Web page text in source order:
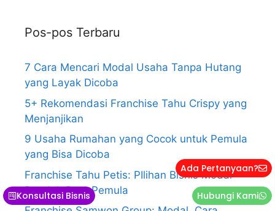
Pos-pos Terbaru
7 Cara Mencari Modal Usaha Tanpa Hutang
yang Layak Dicoba
5+ Rekomendasi Franchise Tahu Crispy yang
Menjanjikan
9 Usaha Rumahan yang Cocok untuk Pemula
yang Bisa Dicoba
Franchise Tahu Petis: PIlihan Bisnis Modal
Rendah Buat Pemula
Ada Pertanyaan?
Hubungi Kami
Konsultasi Bisnis